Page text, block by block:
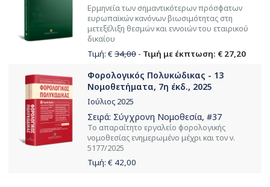
Ερμηνεία των σημαντικότερων πρόσφατων
ευρωπαϊκών κανόνων βιωσιμότητας στη
μετεξέλιξη θεσμών και εννοιών του εταιρικού
δικαίου
Τιμή: € 34,00 - Τιμή με έκπτωση: € 27,20
Φορολογικός Πολυκώδικας - 13
Νομοθετήματα, 7η έκδ., 2025
Ιούλιος 2025
Σειρά: Σύγχρονη Νομοθεσία, #37
Το απαραίτητο εργαλείο φορολογικής
νομοθεσίας ενημερωμένο μέχρι και τον ν.
5177/2025
Τιμή: € 42,00